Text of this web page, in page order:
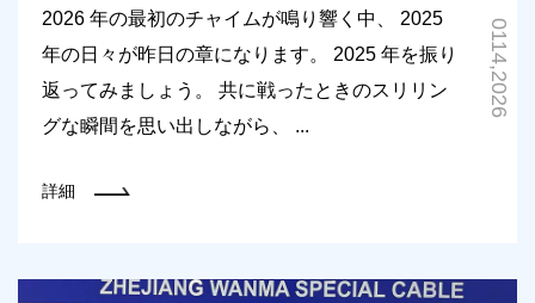
2026 年の最初のチャイムが鳴り響く中、 2025
年の日々が昨日の章になります。 2025 年を振り
返ってみましょう。 共に戦ったときのスリリン
グな瞬間を思い出しながら、 ...
詳細
0114,2026